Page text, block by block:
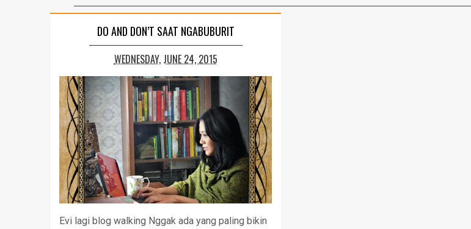
DO AND DON’T SAAT NGABUBURIT
WEDNESDAY, JUNE 24, 2015
Evi lagi blog walking Nggak ada yang paling bikin